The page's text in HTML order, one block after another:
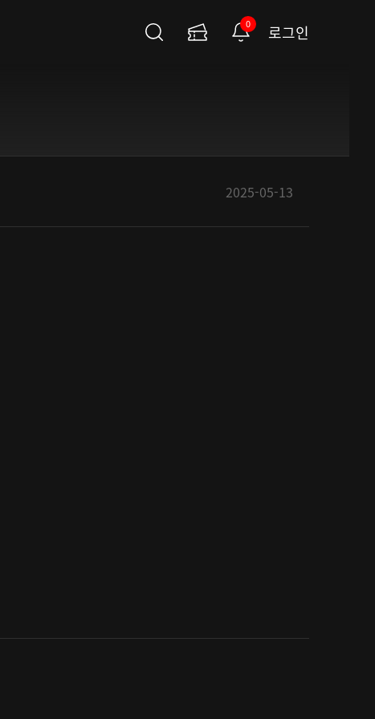
0 로그인
2025-05-13